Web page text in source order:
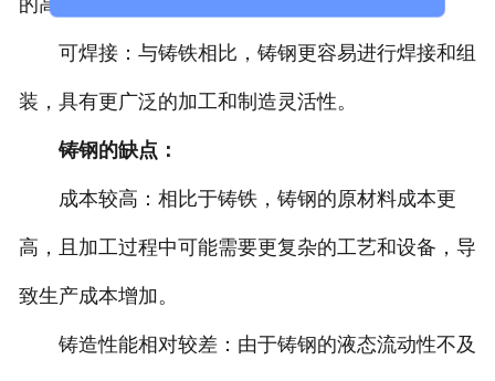
的高温稳定性和耐腐蚀性能。
可焊接：与铸铁相比，铸钢更容易进行焊接和组
装，具有更广泛的加工和制造灵活性。
铸钢的缺点：
成本较高：相比于铸铁，铸钢的原材料成本更
高，且加工过程中可能需要更复杂的工艺和设备，导
致生产成本增加。
铸造性能相对较差：由于铸钢的液态流动性不及